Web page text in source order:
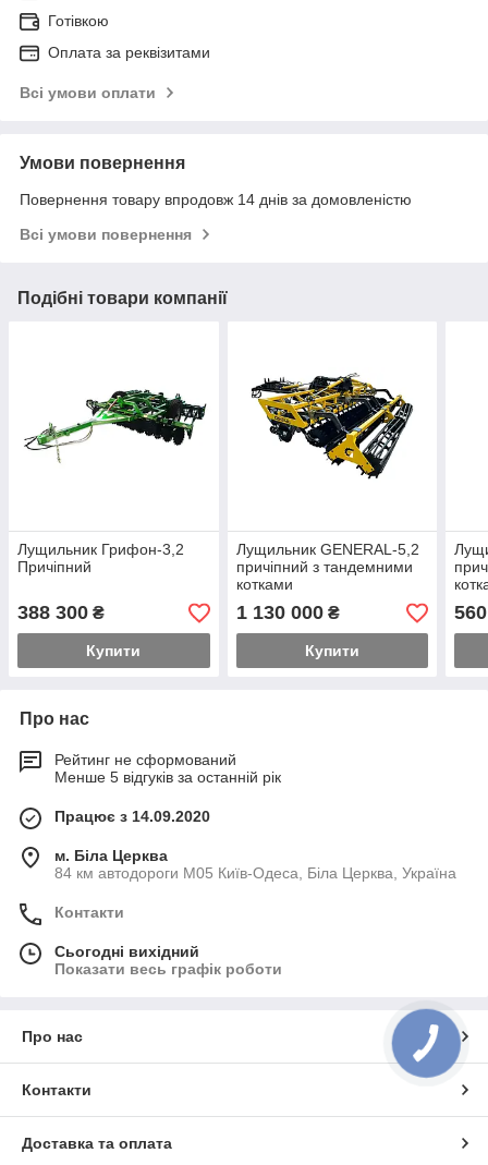
Готівкою
Оплата за реквізитами
Всі умови оплати
Умови повернення
Повернення товару впродовж 14 днів за домовленістю
Всі умови повернення
Подібні товари компанії
Лущильник Грифон-3,2
Причіпний
388 300 ₴
Купити
Лущильник GENERAL-5,2
причіпний з тандемними
котками
1 130 000₴
Купити
Про нас
Рейтинг не сформований
Менше 5 відгуків за останній рік
Працює з 14.09.2020
м. Біла Церква
84 км автодороги М05 Київ-Одеса, Біла Церква, Україна
Контакти
Сьогодні вихідний
Показати весь графік роботи
Про нас
Контакти
Доставка та оплата